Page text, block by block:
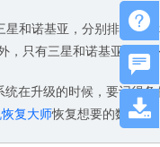
和诺基亚，分别排在第
，只有三星和诺基亚两个
在升级的时候，要记得
复大师恢复想要的数据；


